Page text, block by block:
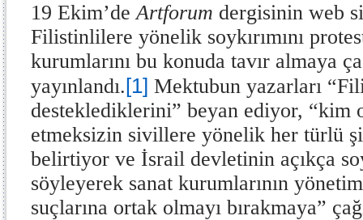
19 Ekim’deArtforum dergisinin web
Filistinlilere yönelik soykırımını
kurumlarını bu konuda tavır almaya
yayınlandı.[1] Mektubun yazarları
desteklediklerini” beyan ediyor, “kim
etmeksizin sivillere yönelik her türlü
belirtiyor ve İsrail devletinin açıkça
söyleyerek sanat kurumlarının
suçlarına ortak olmayı bırakmaya”